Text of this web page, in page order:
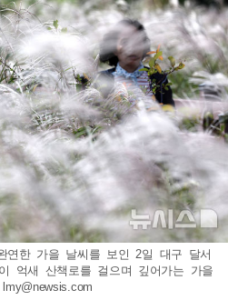
연한 가을 날씨를 보인 2일 대구 달서
억새 산책로를 걸으며 깊어가는 가을
lmy@newsis.com